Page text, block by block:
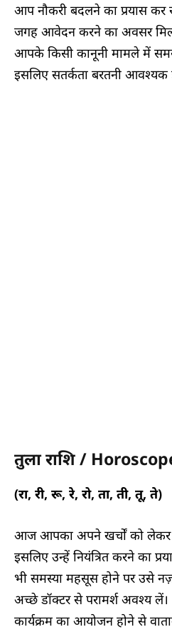
आप नौकरी बदलने का प्रयास
जगह आवेदन करने का अवसर
आपके किसी कानूनी मामले में
इसलिए सतर्कता बरतनी आवश्यक
तुला राशि /
(रा, री, रू, रे, रो, ता, ती, तू, ते)
आज आपका अपने खर्चों को लेकर
इसलिए उन्हें नियंत्रित करने का
भी समस्या महसूस होने पर उसे
अच्छे डॉक्टर से परामर्श अवश्य
कार्यक्रम का आयोजन होने से